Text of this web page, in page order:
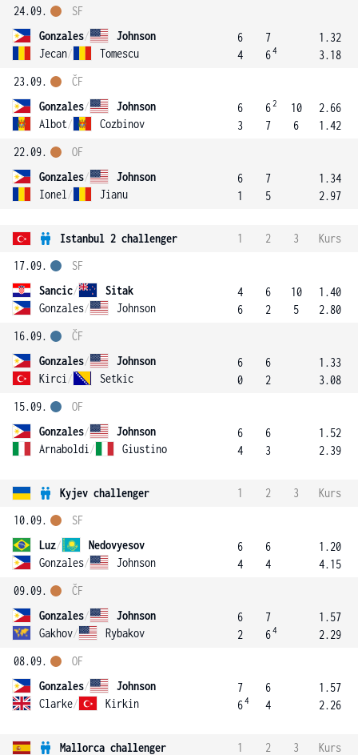
24.09.
Gonzales/
Johnson
Jecan/ Tomescu
SF
6
4
7
64
1.32
3.18
23.09.
Gonzales/
Johnson
Albot/ Cozbinov
ČF
6
3
62
7
10
6
2.66
1.42
22.09.
Gonzales/
Johnson
Ionel / Jianu
OF
6
1
7
5
1.34
2.97
Istanbul 2 challenger 1 2 3
Kurs
17.09.
Sancic/
Sitak
Gonzales/ Johnson
SF
4
6
6
2
10
5
1.40
2.80
16.09.
Gonzales/
Johnson
Kirci / Setkic
ČF
6
0
6
2
1.33
3.08
15.09.
Gonzales/
Johnson
Arnaboldi / Giustino
OF
6
4
6
3
1.52
2.39
Kyjev challenger 1 2 3
Kurs
10.09.
Luz/
Nedovyesov
Gonzales/ Johnson
SF
6
4
6
4
1.20
4.15
09.09.
Gonzales/
Johnson
Gakhov/ Rybakov
ČF
6
2
7
64
1.57
2.29
08.09.
Gonzales/
Johnson
Clarke/ Kirkin
OF
7
64
6
4
1.57
2.26
Mallorca challenger 1 2 3 Kurs